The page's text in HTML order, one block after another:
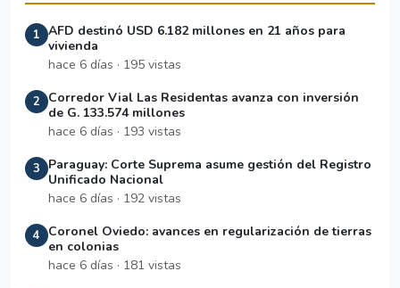
1 AFD destinó USD 6.182 millones en 21 años para
vivienda
hace 6 días · 195 vistas
2
Corredor Vial Las Residentas avanza con inversión
de G. 133.574 millones
hace 6 días · 193 vistas
3
Paraguay: Corte Suprema asume gestión del Registro
Unificado Nacional
hace 6 días · 192 vistas
4
Coronel Oviedo: avances en regularización de tierras
en colonias
hace 6 días · 181 vistas